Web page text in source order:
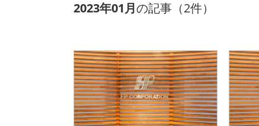
2023年01月の記事（2件）